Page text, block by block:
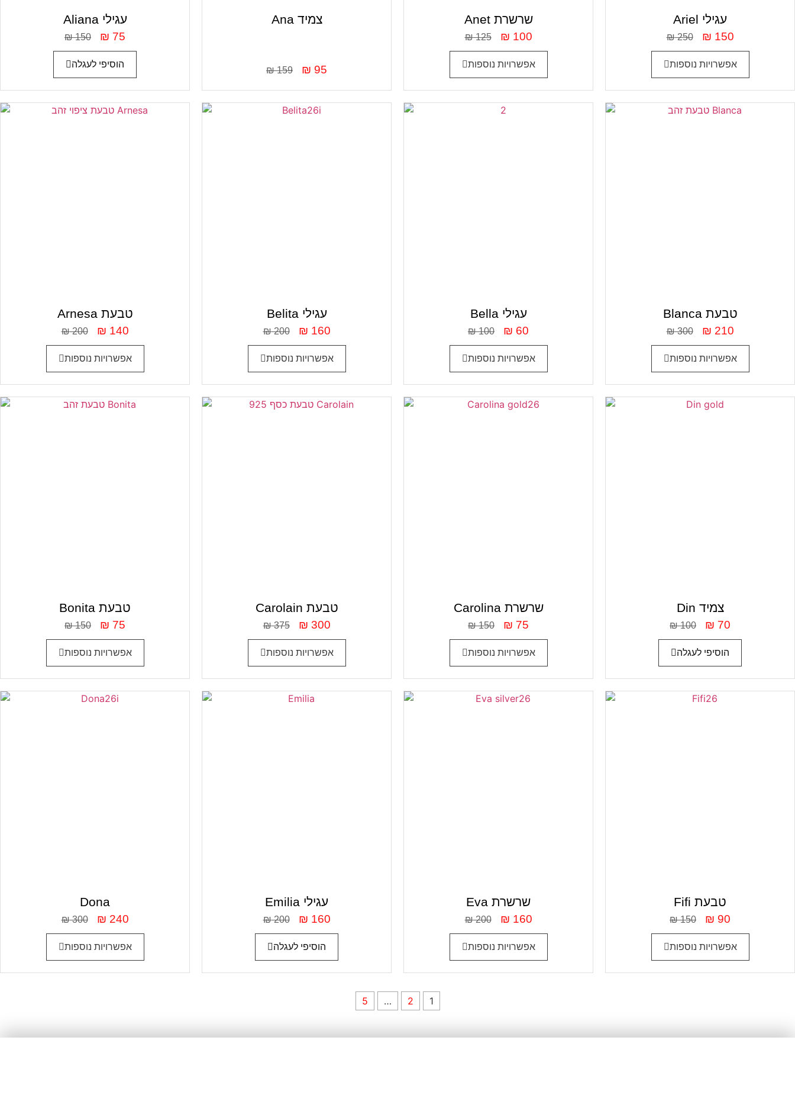
Aliana עגילי
₪150 ₪ 75
הוסיפי לעגלה
Ana צמיד
₪159 ₪ 95
Anet שרשרת
₪125 ₪ 100
אפשרויות נוספות
Ariel עגילי
₪250 ₪ 150
אפשרויות נוספות
Arnesa טבעת
₪200 ₪ 140
אפשרויות נוספות
Belita עגילי
₪200 ₪ 160
אפשרויות נוספות
Bella עגילי
₪100 ₪ 60
אפשרויות נוספות
Blanca טבעת
₪300 ₪ 210
אפשרויות נוספות
Bonita טבעת
₪150 ₪ 75
אפשרויות נוספות
Carolain טבעת
₪375 ₪ 300
אפשרויות נוספות
Carolina שרשרת
₪150 ₪ 75
אפשרויות נוספות
Din צמיד
₪100 ₪ 70
הוסיפי לעגלה
Dona
₪300 ₪ 240
אפשרויות נוספות
Emilia עגילי
₪200 ₪ 160
הוסיפי לעגלה
Eva שרשרת
₪200 ₪ 160
אפשרויות נוספות
Fifi טבעת
₪150 ₪ 90
אפשרויות נוספות
1
2
…
5